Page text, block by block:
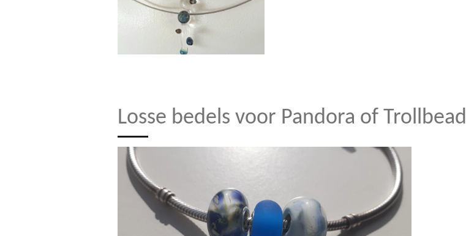
Losse bedels voor Pandora of Trollbead